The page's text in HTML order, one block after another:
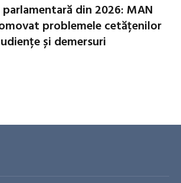
parlamentară din 2026: MAN
problemele cetățenilor
și demersuri